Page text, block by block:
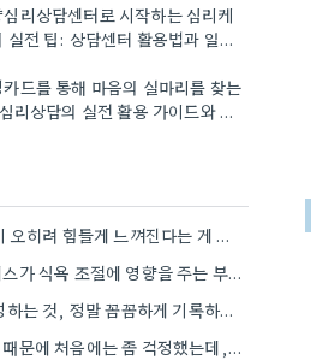
심리상담센터로 시작하는 심리케
실전 팁: 상담센터 활용법과 일상
카드를 통해 마음의 실마리를 찾는
리상담의 실전 활용 가이드와 사
밥 먹는 시간이 오히려 힘들게 느껴진다는 게 맞는 것 같아요. 스트레스가 뇌에 미치는 영향 때문에…
과도한 스트레스가 식욕 조절에 영향을 주는 부분에 공감했어요. 저도 비슷한 경험이 있는데, 스트레스가 심하면 음식을…
수면 일지 작성하는 것, 정말 꼼꼼하게 기록하는 게 중요하네요. 제가 아는 사람도 엉뚱하게 적어서 결과가…
수면다원검사 때문에 처음에는 좀 걱정했는데, 수면무호흡증 같은 문제도 같이 확인해준다는 점이 좋네요.